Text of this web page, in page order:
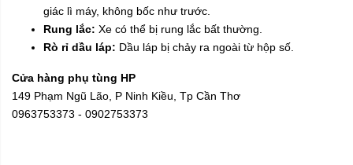
giác lì máy, không bốc như trước.
Rung lắc: Xe có thể bị rung lắc bất thường.
Rò rỉ dầu láp: Dầu láp bị chảy ra ngoài từ hộp số.
Cửa hàng phụ tùng HP
149 Phạm Ngũ Lão, P Ninh Kiều, Tp Cần Thơ
0963753373 - 0902753373